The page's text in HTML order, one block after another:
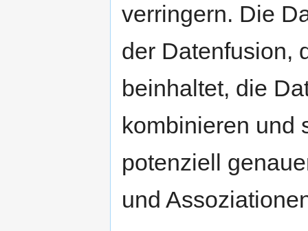
verringern. Die
der Datenfusion,
beinhaltet, die
kombinieren und
potenziell
und